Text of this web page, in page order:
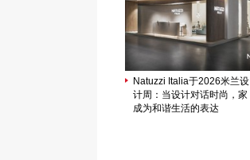
Natuzzi Italia于2026米兰设
计周：当设计对话时尚，家
成为和谐生活的表达